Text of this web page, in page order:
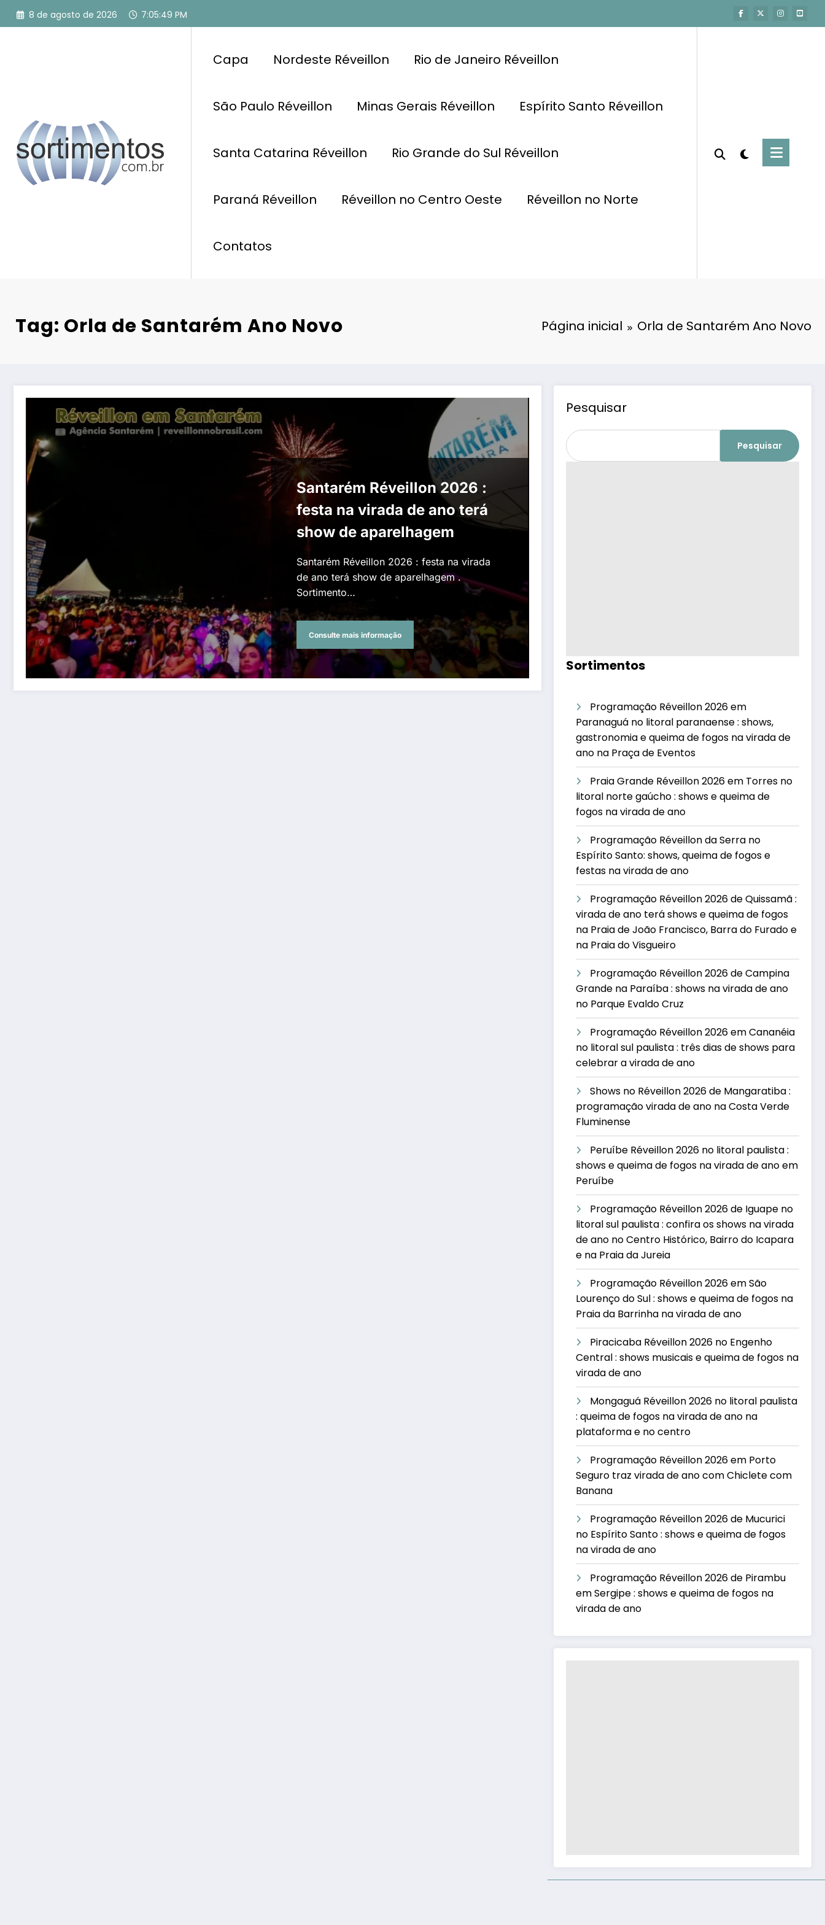
Pular
para
8 de agosto de 2026 7:05:49 PM
Capa Nordeste Réveillon Rio de Janeiro Réveillon
São Paulo Réveillon Minas Gerais Réveillon Espírito Santo Réveillon
Santa Catarina Réveillon Rio Grande do Sul Réveillon
Paraná Réveillon Réveillon no Centro Oeste Réveillon no Norte
Contatos
Tag: Orla de Santarém Ano Novo Página inicial Orla de Santarém Ano Novo
Santarém Réveillon 2026 :
festa na virada de ano terá
show de aparelhagem
Santarém Réveillon 2026 : festa na virada
de ano terá show de aparelhagem .
Sortimento…
Consulte mais informação
Pesquisar
Pesquisar
Sortimentos
Programação Réveillon 2026 em
Paranaguá no litoral paranaense : shows,
gastronomia e queima de fogos na virada de
ano na Praça de Eventos
Praia Grande Réveillon 2026 em Torres no
litoral norte gaúcho : shows e queima de
fogos na virada de ano
Programação Réveillon da Serra no
Espírito Santo: shows, queima de fogos e
festas na virada de ano
Programação Réveillon 2026 de Quissamã :
virada de ano terá shows e queima de fogos
na Praia de João Francisco, Barra do Furado e
na Praia do Visgueiro
Programação Réveillon 2026 de Campina
Grande na Paraíba : shows na virada de ano
no Parque Evaldo Cruz
Programação Réveillon 2026 em Cananéia
no litoral sul paulista : três dias de shows para
celebrar a virada de ano
Shows no Réveillon 2026 de Mangaratiba :
programação virada de ano na Costa Verde
Fluminense
Peruíbe Réveillon 2026 no litoral paulista :
shows e queima de fogos na virada de ano em
Peruíbe
Programação Réveillon 2026 de Iguape no
litoral sul paulista : confira os shows na virada
de ano no Centro Histórico, Bairro do Icapara
e na Praia da Jureia
Programação Réveillon 2026 em São
Lourenço do Sul : shows e queima de fogos na
Praia da Barrinha na virada de ano
Piracicaba Réveillon 2026 no Engenho
Central : shows musicais e queima de fogos na
virada de ano
Mongaguá Réveillon 2026 no litoral paulista
: queima de fogos na virada de ano na
plataforma e no centro
Programação Réveillon 2026 em Porto
Seguro traz virada de ano com Chiclete com
Banana
Programação Réveillon 2026 de Mucurici
no Espírito Santo : shows e queima de fogos
na virada de ano
Programação Réveillon 2026 de Pirambu
em Sergipe : shows e queima de fogos na
virada de ano